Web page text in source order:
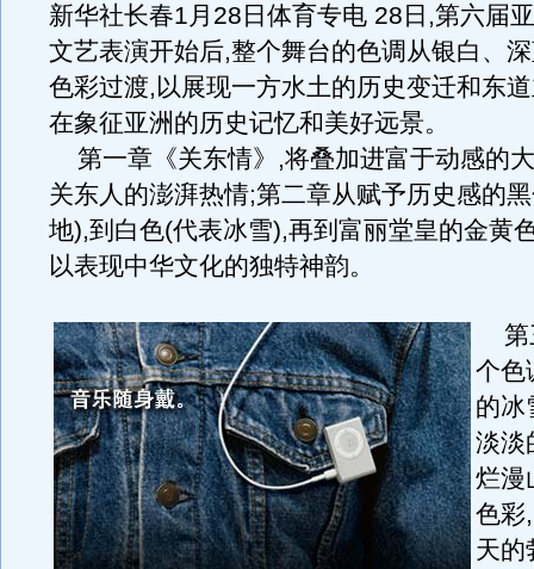
新华社长春1月28日体育专电 28日,第六届
文艺表演开始后,整个舞台的色调从银白、
色彩过渡,以展现一方水土的历史变迁和东
在象征亚洲的历史记忆和美好远景。
第一章《关东情》,将叠加进富于动感的
关东人的澎湃热情;第二章从赋予历史感的
地),到白色(代表冰雪),再到富丽堂皇的金黄
以表现中华文化的独特神韵。
第
个色
的冰
淡淡
烂漫
色彩
天的